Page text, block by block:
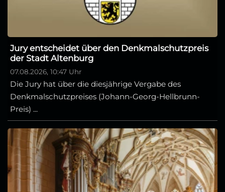
Jury entscheidet über den Denkmalschutzpreis
der Stadt Altenburg
07.08.2026, 10:47 Uhr
Die Jury hat über die diesjährige Vergabe des
Denkmalschutzpreises (Johann-Georg-Hellbrunn-
Preis) ...